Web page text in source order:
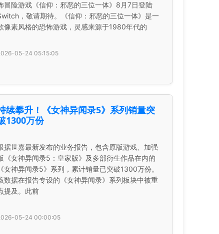
冒险游戏《信仰：邪恶的三位一体》8月7日登陆
，敬请期待。《信仰：邪恶的三位一体》是一
像素风格的恐怖游戏，灵感来源于1980年代的
05-24 05:15:05
续攀升！《女神异闻录5》系列销量突
1300万份
据世嘉最新发布的业务报告，包含原版游戏、加强
《女神异闻录5：皇家版》及多部衍生作品在内的
《女神异闻录5》系列，累计销量已突破1300万份。
数据在报告专设的《女神异闻录》系列板块中被重
提及。此前
05-24 00:00:05